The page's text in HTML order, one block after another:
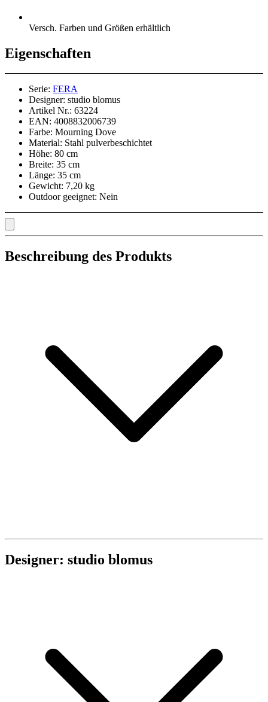
Versch. Farben und Größen erhältlich
Eigenschaften
Serie: FERA
Designer: studio blomus
Artikel Nr.: 63224
EAN: 4008832006739
Farbe: Mourning Dove
Material: Stahl pulverbeschichtet
Höhe: 80 cm
Breite: 35 cm
Länge: 35 cm
Gewicht: 7,20 kg
Outdoor geeignet: Nein
Beschreibung des Produkts
Designer: studio blomus